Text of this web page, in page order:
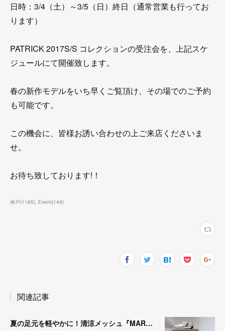
日時：3/4（土）～3/5（日）終日（通常営業も行ってお
ります）
PATRICK 2017S/S コレクションの受注会を、上記スケ
ジュールにて開催致します。
春の新作モデルをいち早くご覧頂け、その場でのご予約
も可能です。
この機会に、皆様お誘い合わせの上ご来店くださいま
せ。
お待ち致しております!！
神戸(1165) Event(149)
関連記事
夏の足元を軽やかに！清涼メッシュ『MARATHON-ME2』